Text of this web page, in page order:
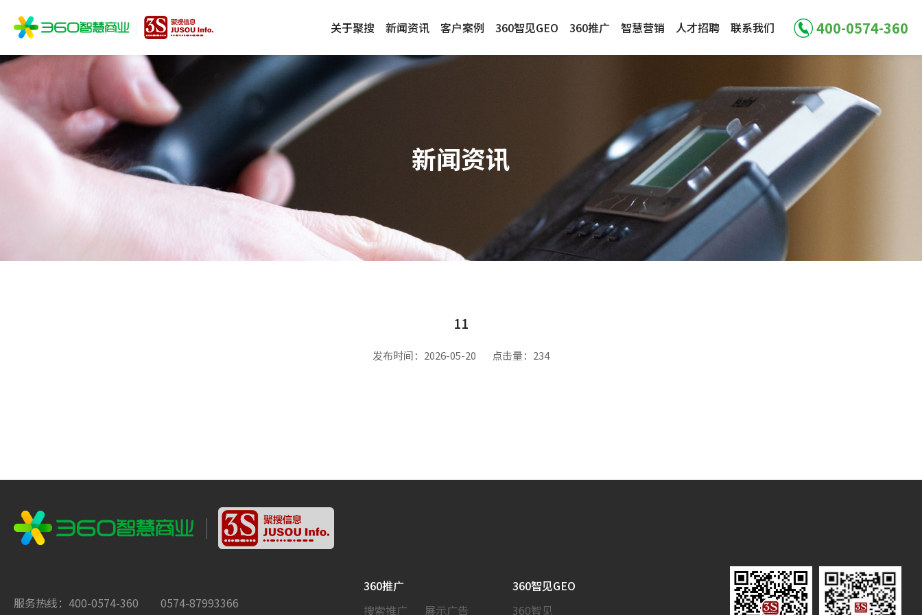
关于聚搜 新闻资讯 客户案例 360智见GEO 360推广 智慧营销 人才招聘 联系我们 400-0574-360
新闻资讯
11
发布时间：2026-05-20 点击量：234
服务热线：400-0574-360 0574-87993366
360推广
搜索推广
展示广告
360智见GEO
360智见